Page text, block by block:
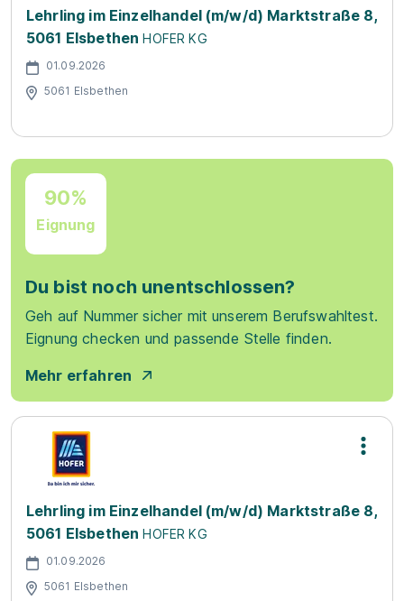
Lehrling im Einzelhandel (m/w/d) Marktstraße 8,
5061 Elsbethen HOFER KG
01.09.2026
5061 Elsbethen
90%
Eignung
Du bist noch unentschlossen?
Geh auf Nummer sicher mit unserem Berufswahltest.
Eignung checken und passende Stelle finden.
Mehr erfahren
Lehrling im Einzelhandel (m/w/d) Marktstraße 8,
5061 Elsbethen HOFER KG
01.09.2026
5061 Elsbethen